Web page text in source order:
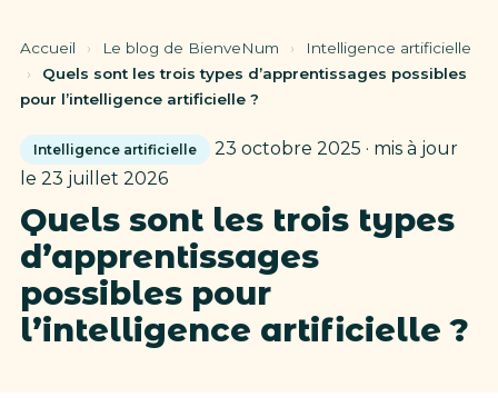
Accueil › Le blog de BienveNum ›
Intelligence artificielle
›
Quels sont les trois types d’apprentissages possibles
pour l’intelligence artificielle ?
Intelligence artificielle
23 octobre 2025 · mis à jour
le 23 juillet 2026
Quels sont les trois types
d’apprentissages
possibles pour
l’intelligence artificielle ?